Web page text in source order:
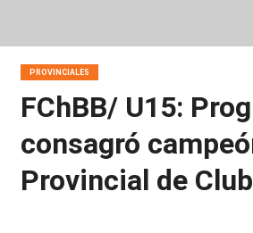
PROVINCIALES
FChBB/ U15:
consagró
Provincial de